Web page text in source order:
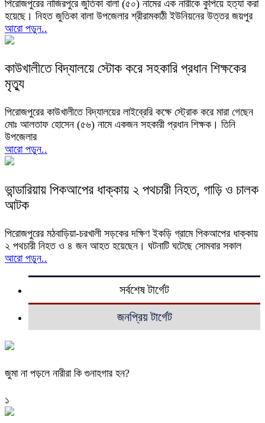
পিরোজপুরের নাজিরপুরে জুতিকা বালা (৫০) নামের এক নারীকে কুপিয়ে হত্যা করা
হয়েছে। নিহত জুতিকা বালা উপজেলার শ্রীরামকাঠী ইউনিয়নের উত্তর জয়পুর
আরো পড়ুন..
কাউখালীতে বিদ্যালয়ে স্টোক করে সহকারি প্রধান শিক্ষকের
মৃত্যু
পিরোজপুরের কাউখালীতে বিদ্যালয়ের লাইব্রেরি কক্ষে স্ট্রোক করে মারা গেছেন
মোঃ আলতাফ হোসেন (৫৬) নামে একজন সহকারী প্রধান শিক্ষক। তিনি
উপজেলার
আরো পড়ুন..
ভান্ডারিয়ায় পিকআপের ধাক্কায় ২ পথচারী নিহত, গাড়ি ও চালক
আটক
পিরোজপুরের মঠবাড়িয়া-চরখালী সড়কের দক্ষিণ ইকড়ি গ্রামে পিকআপের ধাক্কায়
২ পথচারী নিহত ও ৪ জন আহত হয়েছেন। ঘটনাটি ঘটেছে সোমবার সকাল
আরো পড়ুন..
সর্বশেষ টার্গেট
জনপ্রিয় টার্গেট
জুমা না পড়লে নারীরা কি গুনাহগার হন?
১